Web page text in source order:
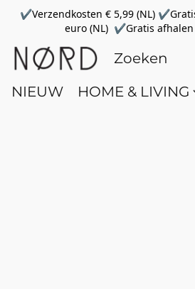
✔Verzendkosten € 5,99 (NL)
euro (NL) ✔Gratis
NIEUW HOME & LIVING